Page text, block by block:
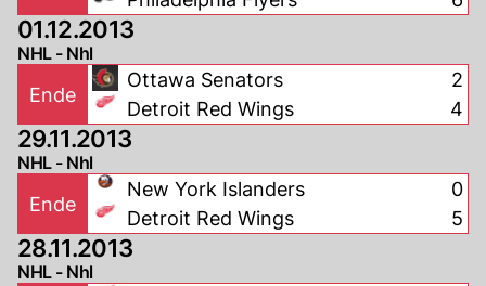
01.12.2013
NHL - Nhl
Ende
Ottawa Senators
Detroit Red Wings
2
4
29.11.2013
NHL - Nhl
Ende
New York Islanders
Detroit Red Wings
0
5
28.11.2013
NHL - Nhl